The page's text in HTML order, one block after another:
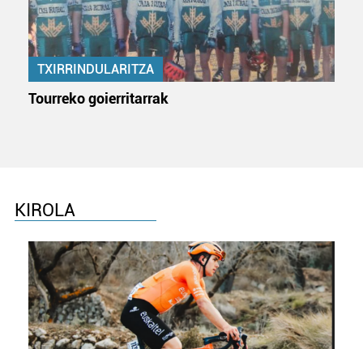
TXIRRINDULARITZA
Tourreko goierritarrak
KIROLA